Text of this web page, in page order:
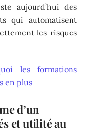
aujourd’hui des
qui automatisent
les risques
les formations
en plus
d’un
et utilité au